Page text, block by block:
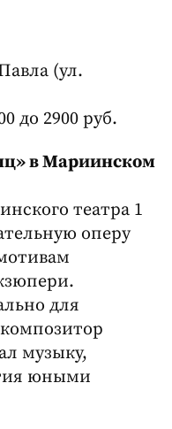
(ул.
до 2900 руб.
в Мариинском
театра 1
оперу
для
музыку,
юными